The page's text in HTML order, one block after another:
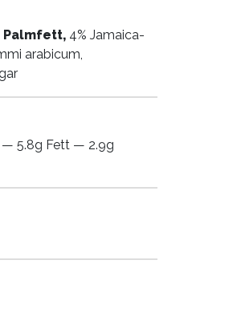
Palmfett, 4% Jamaica-
arabicum,
5.8g Fett — 2.9g